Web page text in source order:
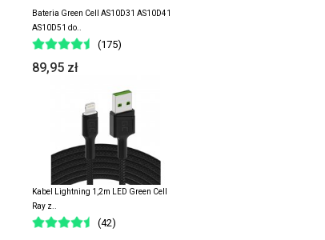
Bateria Green Cell AS10D31 AS10D41
AS10D51 do..
(175)
89,95 zł
Kabel Lightning 1,2m LED Green Cell
Ray z..
(42)